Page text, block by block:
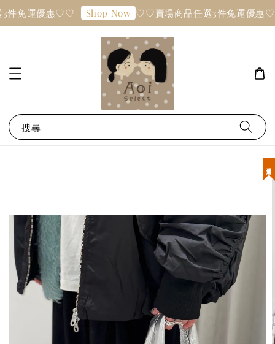
件免運優惠♡♡ Shop Now ♡♡賣場商品任選3件免運優惠
搜尋